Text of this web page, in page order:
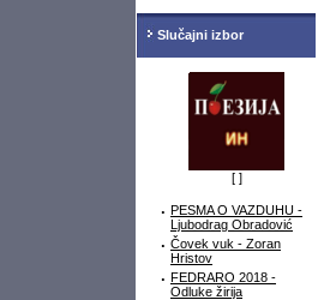
Slučajni izbor
[ ]
· PESMA O VAZDUHU -
Ljubodrag Obradović
· Čovek vuk - Zoran
Hristov
· FEDRARO 2018 -
Odluke žirija